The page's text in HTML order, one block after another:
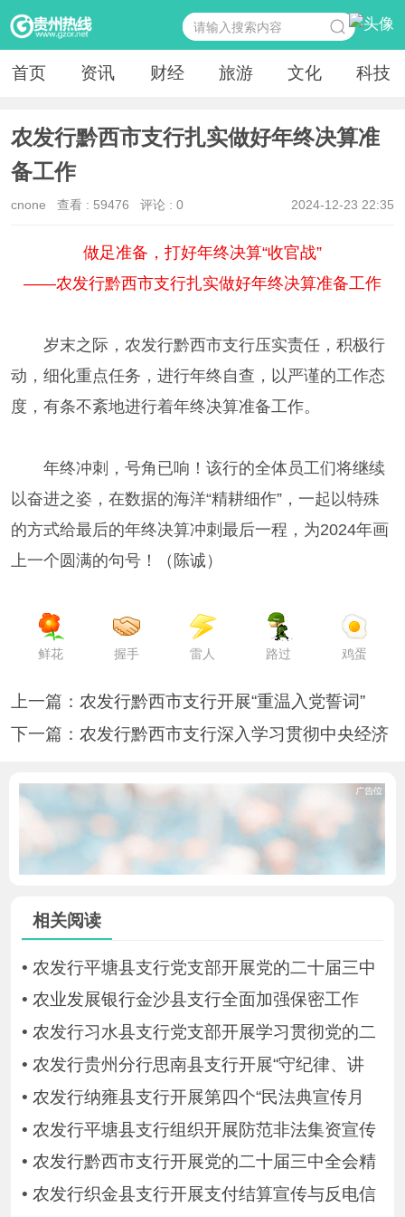
首页 资讯 财经 旅游 文化 科技
农发行黔西市支行扎实做好年终决算准
备工作
2024-12-23 22:35
cnone 查看 : 59476 评论 : 0
做足准备，打好年终决算“收官战”
——农发行黔西市支行扎实做好年终决算准备工作
岁末之际，农发行黔西市支行压实责任，积极行
动，细化重点任务，进行年终自查，以严谨的工作态
度，有条不紊地进行着年终决算准备工作。
年终冲刺，号角已响！该行的全体员工们将继续
以奋进之姿，在数据的海洋“精耕细作”，一起以特殊
的方式给最后的年终决算冲刺最后一程，为2024年画
上一个圆满的句号！（陈诚）
鲜花 握手 雷人 路过 鸡蛋
上一篇： 农发行黔西市支行开展“重温入党誓词”
下一篇： 农发行黔西市支行深入学习贯彻中央经济
相关阅读
• 农发行平塘县支行党支部开展党的二十届三中
• 农业发展银行金沙县支行全面加强保密工作
• 农发行习水县支行党支部开展学习贯彻党的二
• 农发行贵州分行思南县支行开展“守纪律、讲
• 农发行纳雍县支行开展第四个“民法典宣传月
• 农发行平塘县支行组织开展防范非法集资宣传
• 农发行黔西市支行开展党的二十届三中全会精
• 农发行织金县支行开展支付结算宣传与反电信